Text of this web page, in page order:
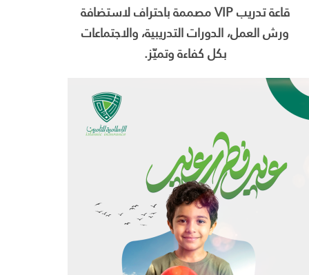
قاعة تدريب VIP مصممة باحتراف لاستضافة
ورش العمل، الدورات التدريبية، والاجتماعات
بكل كفاءة وتميّز.